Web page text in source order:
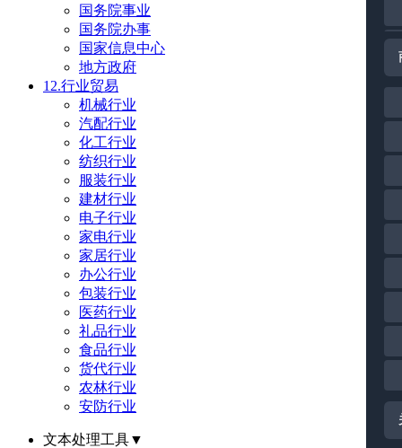
国务院事业
国务院办事
国家信息中心
地方政府
12.行业贸易
机械行业
汽配行业
化工行业
纺织行业
服装行业
建材行业
电子行业
家电行业
家居行业
办公行业
包装行业
医药行业
礼品行业
食品行业
货代行业
农林行业
安防行业
文本处理工具▼